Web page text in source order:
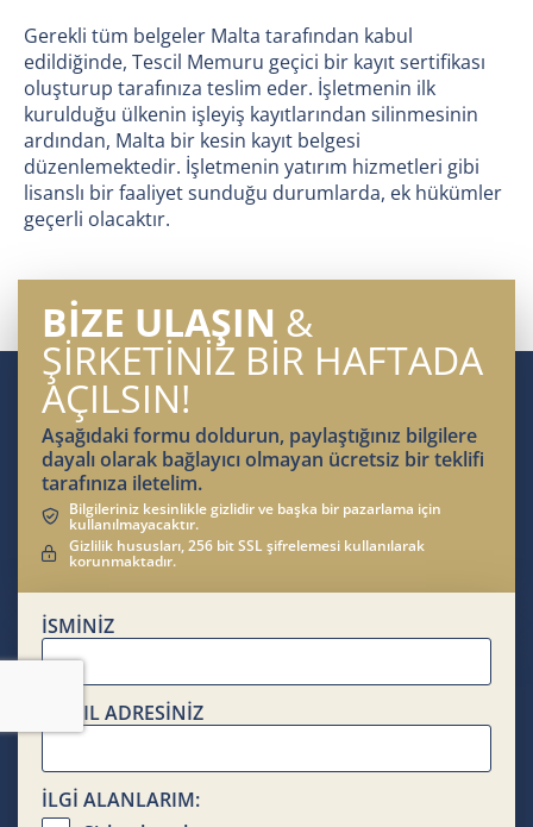
Gerekli tüm belgeler Malta tarafından kabul
edildiğinde, Tescil Memuru geçici bir kayıt sertifikası
oluşturup tarafınıza teslim eder. İşletmenin ilk
kurulduğu ülkenin işleyiş kayıtlarından silinmesinin
ardından, Malta bir kesin kayıt belgesi
düzenlemektedir. İşletmenin yatırım hizmetleri gibi
lisanslı bir faaliyet sunduğu durumlarda, ek hükümler
geçerli olacaktır.
BİZE ULAŞIN &
ŞİRKETİNİZ BİR HAFTADA
AÇILSIN!
Aşağıdaki formu doldurun, paylaştığınız bilgilere
dayalı olarak bağlayıcı olmayan ücretsiz bir teklifi
tarafınıza iletelim.
Bilgileriniz kesinlikle gizlidir ve başka bir pazarlama için
kullanılmayacaktır.
Gizlilik hususları, 256 bit SSL şifrelemesi kullanılarak
korunmaktadır.
İSMİNİZ
EMAIL ADRESİNİZ
İLGİ ALANLARIM: